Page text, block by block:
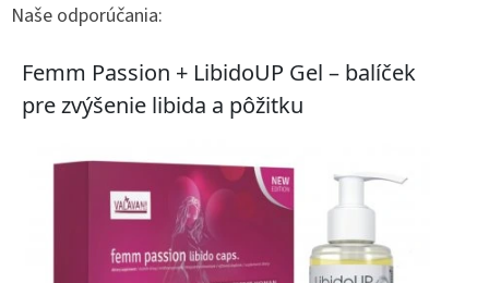
Naše odporúčania: